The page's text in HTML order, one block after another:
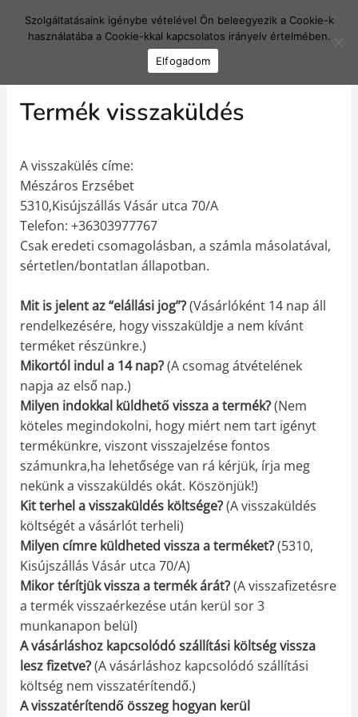
spuridepo
Termék visszaküldés
A visszakülés címe:
Mészáros Erzsébet
5310,Kisújszállás Vásár utca 70/A
Telefon: +36303977767
Csak eredeti csomagolásban, a számla másolatával,
sértetlen/bontatlan állapotban.
Mit is jelent az “elállási jog”?(Vásárlóként 14 nap áll
rendelkezésére, hogy visszaküldje a nem kívánt
terméket részünkre.)
Mikortól indul a 14 nap?(A csomag átvételének
napja az első nap.)
Milyen indokkal küldhető vissza a termék?(Nem
köteles megindokolni, hogy miért nem tart igényt
termékünkre, viszont visszajelzése fontos
számunkra,ha lehetősége van rá kérjük, írja meg
nekünk a visszaküldés okát. Köszönjük!)
Kit terhel a visszaküldés költsége?(A visszaküldés
költségét a vásárlót terheli)
Milyen címre küldheted vissza a terméket?(5310,
Kisújszállás Vásár utca 70/A)
Mikor térítjük vissza a termék árát?(A visszafizetésre
a termék visszaérkezése után kerül sor 3
munkanapon belül)
A vásárláshoz kapcsolódó szállítási költség vissza
lesz fizetve?(A vásárláshoz kapcsolódó szállítási
költség nem visszatérítendő.)
A visszatérítendő összeg hogyan kerül
Szolgáltatásaink igénybe vételével Ön beleegyezik a Cookie-k
használatába a Cookie-kkal kapcsolatos irányelv értelmében.
Elfogadom